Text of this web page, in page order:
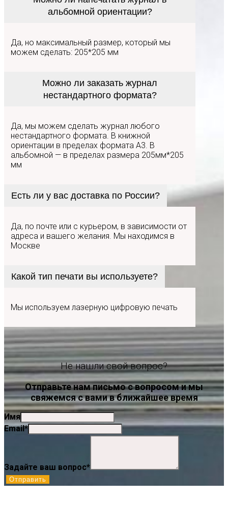
альбомной ориентации?
Да, но максимальный размер, который мы
можем сделать: 205*205 мм
Можно ли заказать журнал
нестандартного формата?
Да, мы можем сделать журнал любого
нестандартного формата. В книжной
ориентации в пределах формата А3. В
альбомной — в пределах размера 205мм*205
мм
Есть ли у вас доставка по России?
Да, по почте или с курьером, в зависимости от
адреса и вашего желания. Мы находимся в
Москве
Какой тип печати вы используете?
Мы используем лазерную цифровую печать
Не нашли свой вопрос?
Отправьте нам письмо с вопросом и мы
свяжемся с вами в ближайшее время
Имя
Email*
Задайте ваш вопрос*
Отправить